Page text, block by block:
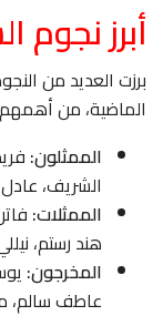
أبرز نجوم
برزت العديد من
الماضية، من
الممثلون:
الشريف، عادل
الممثلات:
هند رستم،
المخرجون:
عاطف سالم،